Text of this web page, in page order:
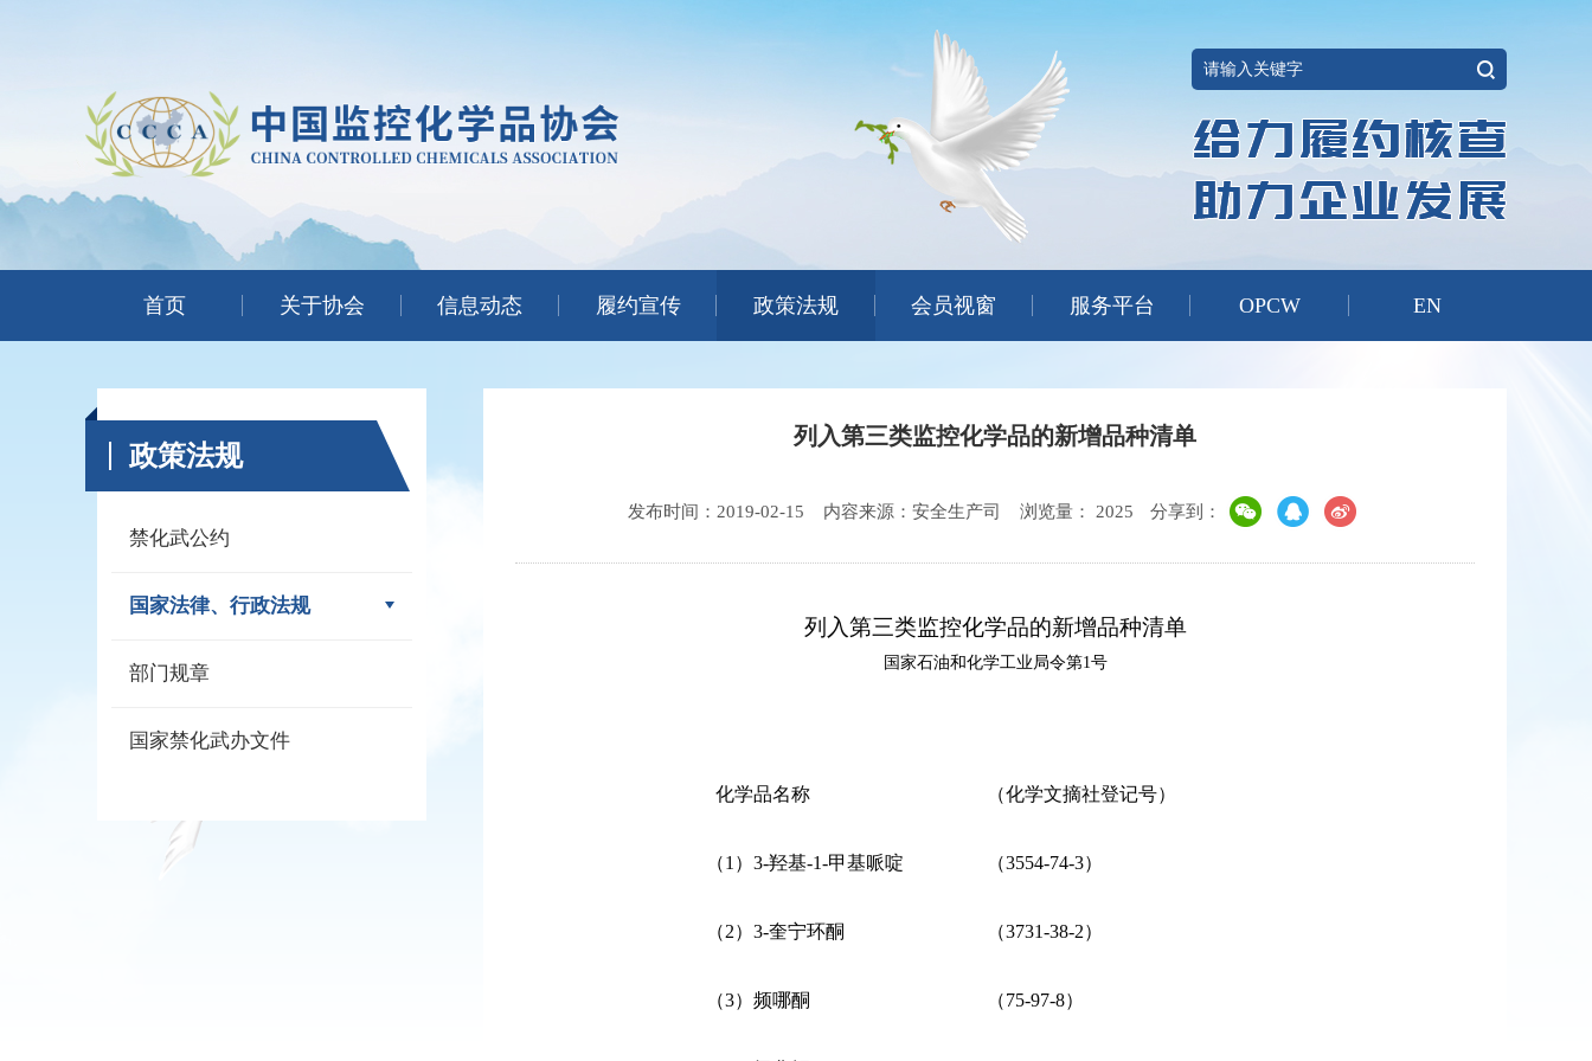
首页 关于协会 信息动态 履约宣传 政策法规 会员视窗 服务平台 OPCW EN
政策法规
禁化武公约
国家法律、行政法规
部门规章
国家禁化武办文件
列入第三类监控化学品的新增品种清单
发布时间：2019-02-15 内容来源：安全生产司 浏览量： 2025 分享到：
列入第三类监控化学品的新增品种清单
国家石油和化学工业局令第1号
化学品名称 （化学文摘社登记号）
（1） 3-羟基-1-甲基哌啶 （3554-74-3）
（2） 3-奎宁环酮 （3731-38-2）
（3） 频哪酮 （75-97-8）